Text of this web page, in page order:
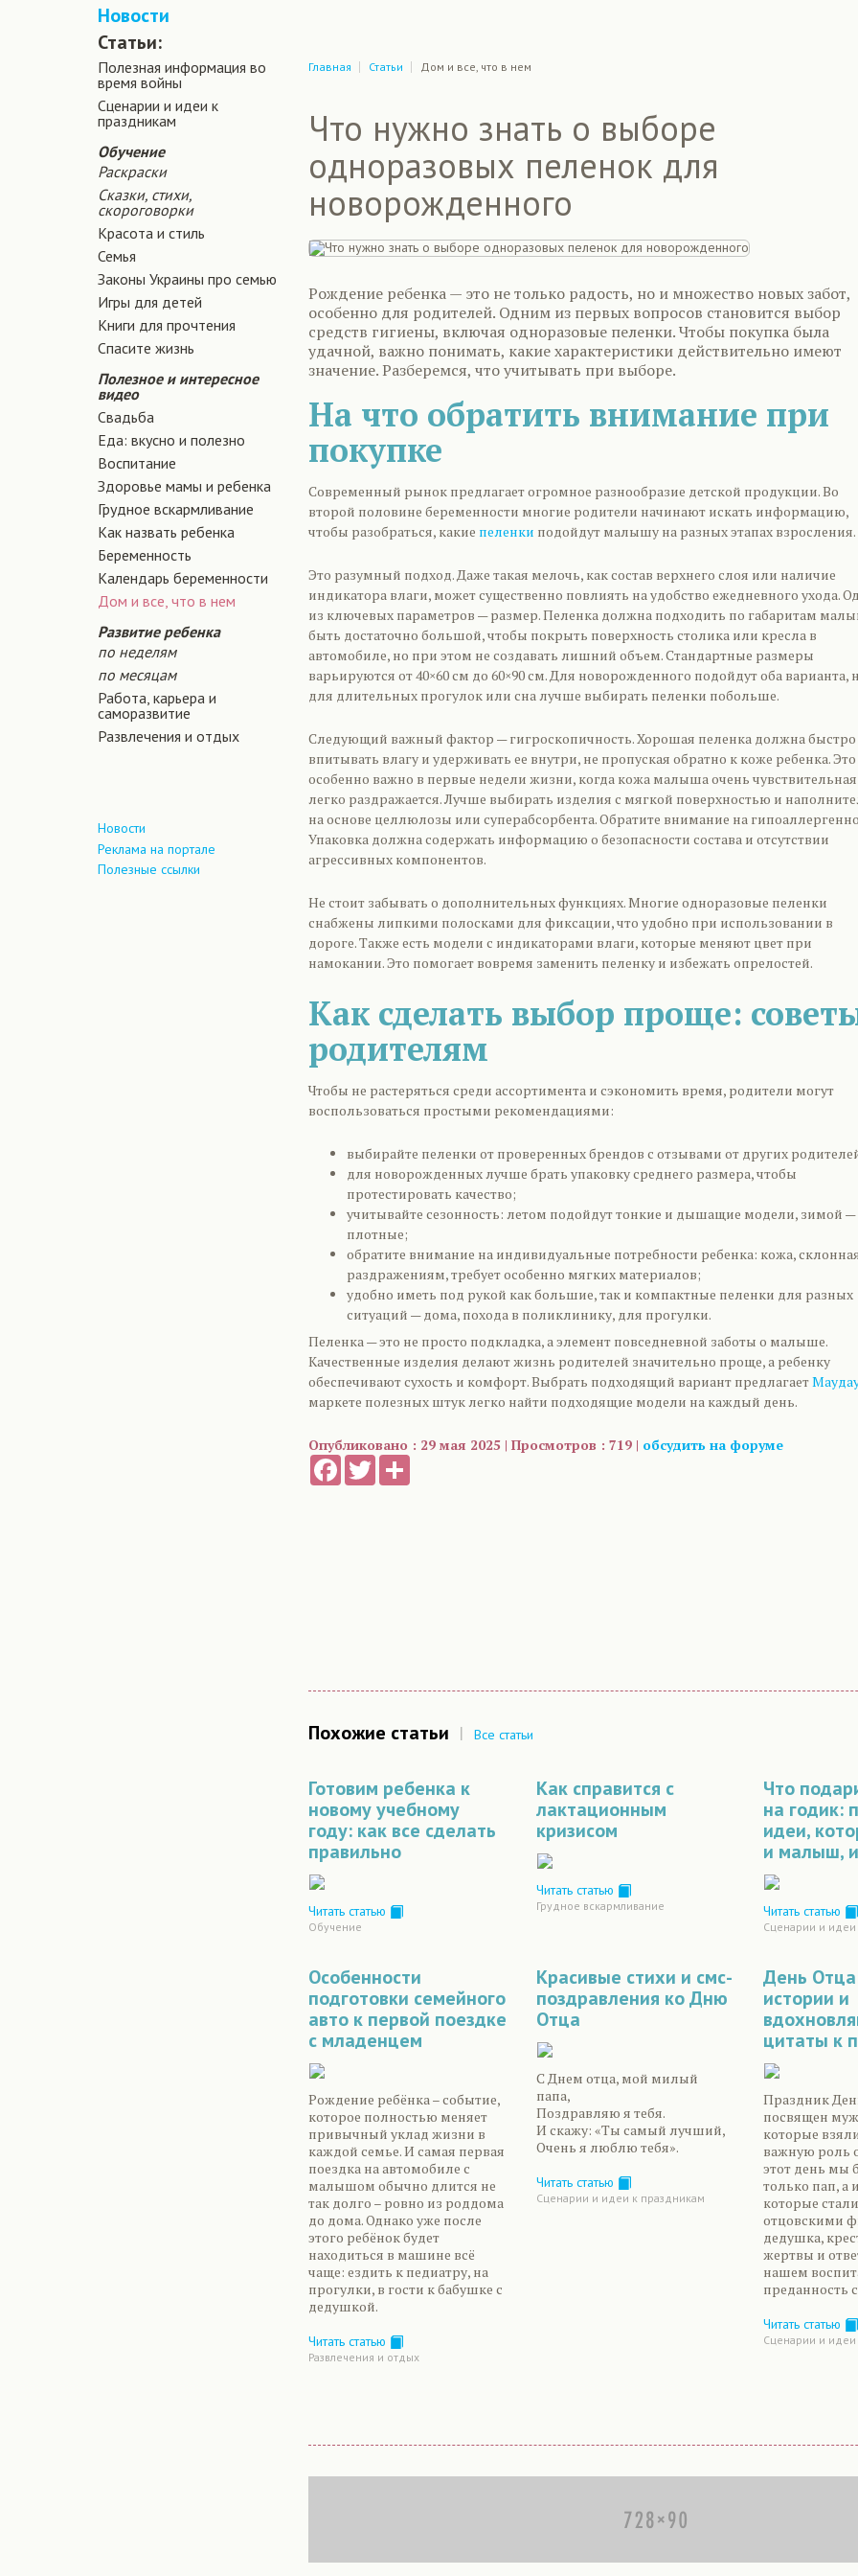
Новости
Статьи:
Полезная информация во
время войны
Сценарии и идеи к
праздникам
Обучение
Раскраски
Сказки, стихи,
скороговорки
Красота и стиль
Семья
Законы Украины про семью
Игры для детей
Книги для прочтения
Спасите жизнь
Полезное и интересное
видео
Свадьба
Еда: вкусно и полезно
Воспитание
Здоровье мамы и ребенка
Грудное вскармливание
Как назвать ребенка
Беременность
Календарь беременности
Дом и все, что в нем
Развитие ребенка
по неделям
по месяцам
Работа, карьера и
саморазвитие
Развлечения и отдых
Новости
Реклама на портале
Полезные ссылки
Главная Статьи Дом и все, что в нем
Что нужно знать о выборе
одноразовых пеленок для
новорожденного
Рождение ребенка — это не только радость, но и множество новых забот,
особенно для родителей. Одним из первых вопросов становится выбор
средств гигиены, включая одноразовые пеленки. Чтобы покупка была
удачной, важно понимать, какие характеристики действительно имеют
значение. Разберемся, что учитывать при выборе.
На что обратить внимание при
покупке
Современный рынок предлагает огромное разнообразие детской продукции. Во
второй половине беременности многие родители начинают искать информацию,
чтобы разобраться, какие пеленки подойдут малышу на разных этапах взросления.
Это разумный подход. Даже такая мелочь, как состав верхнего слоя или наличие
индикатора влаги, может существенно повлиять на удобство ежедневного ухода.
из ключевых параметров — размер. Пеленка должна подходить по габаритам
быть достаточно большой, чтобы покрыть поверхность столика или кресла в
автомобиле, но при этом не создавать лишний объем. Стандартные размеры
варьируются от 40×60 см до 60×90 см. Для новорожденного подойдут оба варианта,
для длительных прогулок или сна лучше выбирать пеленки побольше.
Следующий важный фактор — гигроскопичность. Хорошая пеленка должна быстро
впитывать влагу и удерживать ее внутри, не пропуская обратно к коже ребенка. Это
особенно важно в первые недели жизни, когда кожа малыша очень
легко раздражается. Лучше выбирать изделия с мягкой поверхностью и
на основе целлюлозы или суперабсорбента. Обратите внимание на
Упаковка должна содержать информацию о безопасности состава и отсутствии
агрессивных компонентов.
Не стоит забывать о дополнительных функциях. Многие одноразовые пеленки
снабжены липкими полосками для фиксации, что удобно при использовании в
дороге. Также есть модели с индикаторами влаги, которые меняют цвет при
намокании. Это помогает вовремя заменить пеленку и избежать опрелостей.
Как сделать выбор проще:
родителям
Чтобы не растеряться среди ассортимента и сэкономить время, родители могут
воспользоваться простыми рекомендациями:
выбирайте пеленки от проверенных брендов с отзывами от других
для новорожденных лучше брать упаковку среднего размера, чтобы
протестировать качество;
учитывайте сезонность: летом подойдут тонкие и дышащие модели, зимой —
плотные;
обратите внимание на индивидуальные потребности ребенка: кожа,
раздражениям, требует особенно мягких материалов;
удобно иметь под рукой как большие, так и компактные пеленки для разных
ситуаций — дома, похода в поликлинику, для прогулки.
Пеленка — это не просто подкладка, а элемент повседневной заботы о малыше.
Качественные изделия делают жизнь родителей значительно проще, а ребенку
обеспечивают сухость и комфорт. Выбрать подходящий вариант предлагает
маркете полезных штук легко найти подходящие модели на каждый день.
Опубликовано : 29 мая 2025 | Просмотров : 719 | обсудить на форуме
FacebookTwitter
Похожие статьи | Все статьи
Готовим ребенка к
новому учебному
году: как все сделать
правильно
Читать статью
Обучение
Как справится с
лактационным
кризисом
Читать статью
Грудное вскармливание
Что
на годик:
идеи,
и малыш,
Читать статью
Сценарии и идеи
Особенности
подготовки семейного
авто к первой поездке
с младенцем
Рождение ребёнка – событие,
которое полностью меняет
привычный уклад жизни в
каждой семье. И самая первая
поездка на автомобиле с
малышом обычно длится не
так долго – ровно из роддома
до дома. Однако уже после
этого ребёнок будет
находиться в машине всё
чаще: ездить к педиатру, на
прогулки, в гости к бабушке с
дедушкой.
Читать статью
Развлечения и отдых
Красивые стихи и смс-
поздравления ко Дню
Отца
С Днем отца, мой милый
папа,
Поздравляю я тебя.
И скажу: «Ты самый лучший,
Очень я люблю тебя».
Читать статью
Сценарии и идеи к праздникам
День
истории и
цитаты к
Праздник
посвящен
которые
важную роль
этот день мы
только пап, а
которые
отцовскими
дедушка,
жертвы и
нашем
преданность
Читать статью
Сценарии и идеи